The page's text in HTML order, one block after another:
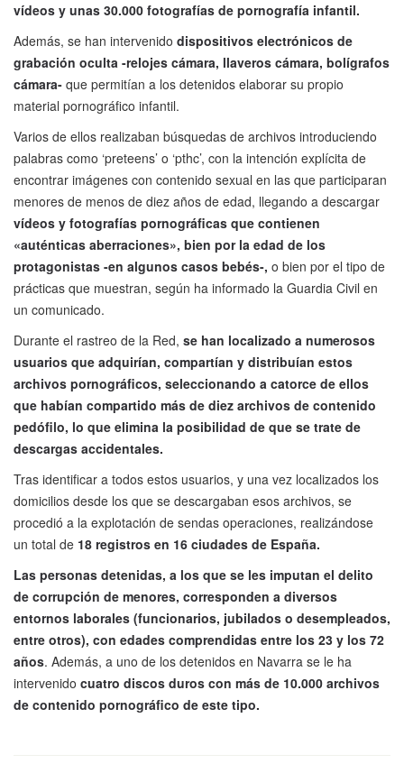
vídeos y unas 30.000 fotografías de pornografía infantil.
Además, se han intervenido dispositivos electrónicos de
grabación oculta -relojes cámara, llaveros cámara, bolígrafos
cámara- que permitían a los detenidos elaborar su propio
material pornográfico infantil.
Varios de ellos realizaban búsquedas de archivos introduciendo
palabras como ‘preteens’ o ‘pthc’, con la intención explícita de
encontrar imágenes con contenido sexual en las que participaran
menores de menos de diez años de edad, llegando a descargar
vídeos y fotografías pornográficas que contienen
«auténticas aberraciones», bien por la edad de los
protagonistas -en algunos casos bebés-, o bien por el tipo de
prácticas que muestran, según ha informado la Guardia Civil en
un comunicado.
Durante el rastreo de la Red, se han localizado a numerosos
usuarios que adquirían, compartían y distribuían estos
archivos pornográficos, seleccionando a catorce de ellos
que habían compartido más de diez archivos de contenido
pedófilo, lo que elimina la posibilidad de que se trate de
descargas accidentales.
Tras identificar a todos estos usuarios, y una vez localizados los
domicilios desde los que se descargaban esos archivos, se
procedió a la explotación de sendas operaciones, realizándose
un total de 18 registros en 16 ciudades de España.
Las personas detenidas, a los que se les imputan el delito
de corrupción de menores, corresponden a diversos
entornos laborales (funcionarios, jubilados o desempleados,
entre otros), con edades comprendidas entre los 23 y los 72
años. Además, a uno de los detenidos en Navarra se le ha
intervenido cuatro discos duros con más de 10.000 archivos
de contenido pornográfico de este tipo.